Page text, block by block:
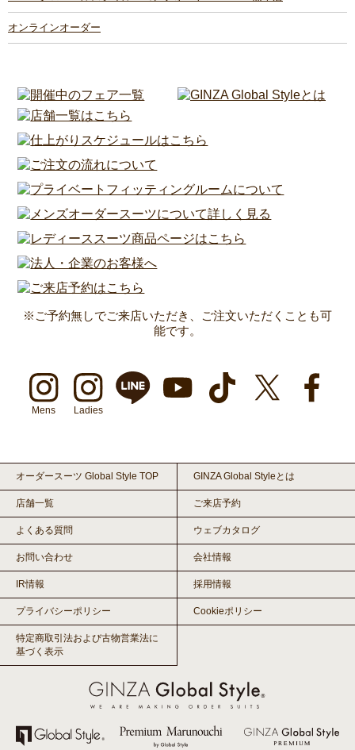
オンラインオーダー
※ご予約無しでご来店いただき、ご注文いただくことも可
能です。
Mens Ladies
オーダースーツ Global Style TOP GINZA Global Styleとは
店舗一覧 ご来店予約
よくある質問 ウェブカタログ
お問い合わせ 会社情報
IR情報 採用情報
プライバシーポリシー Cookieポリシー
特定商取引法および古物営業法に
基づく表示